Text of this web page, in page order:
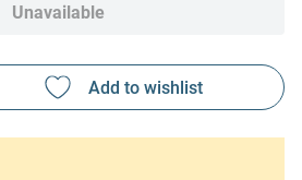
Unavailable